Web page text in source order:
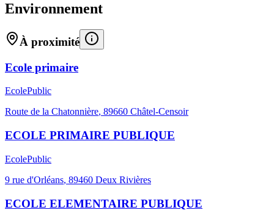
Environnement
À proximité
Ecole primaire
EcolePublic
Route de la Chatonnière, 89660 Châtel-Censoir
ECOLE PRIMAIRE PUBLIQUE
EcolePublic
9 rue d'Orléans, 89460 Deux Rivières
ECOLE ELEMENTAIRE PUBLIQUE